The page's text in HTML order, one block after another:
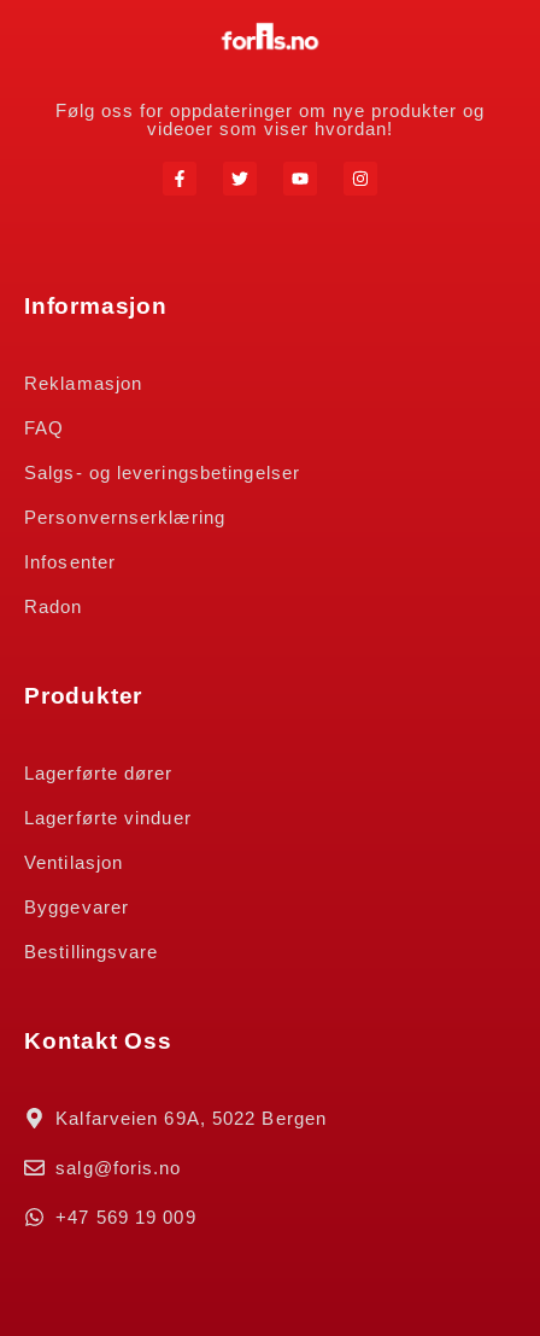
Følg oss for oppdateringer om nye produkter og
videoer som viser hvordan!
Informasjon
Reklamasjon
FAQ
Salgs- og leveringsbetingelser
Personvernserklæring
Infosenter
Radon
Produkter
Lagerførte dører
Lagerførte vinduer
Ventilasjon
Byggevarer
Bestillingsvare
Kontakt Oss
Kalfarveien 69A, 5022 Bergen
salg@foris.no
+47 569 19 009